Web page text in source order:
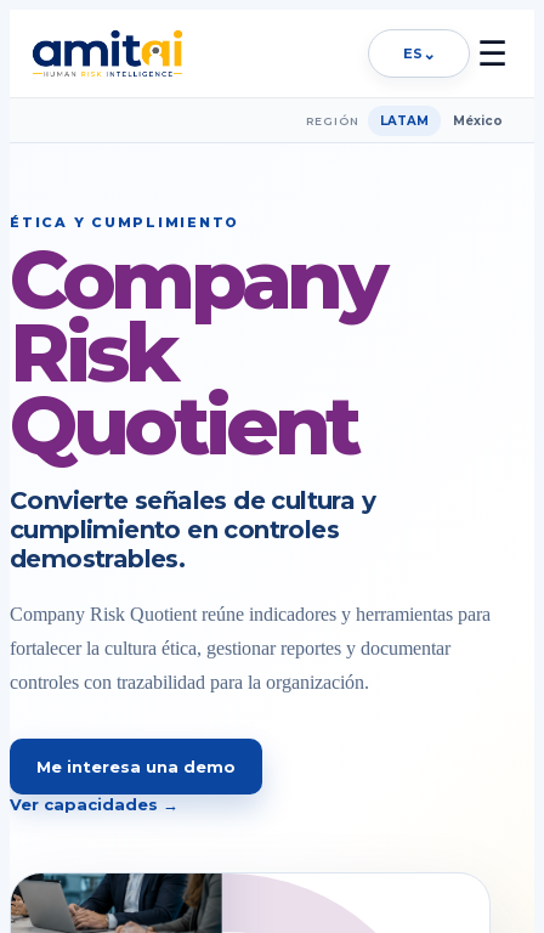
ES ⌄ ☰
REGIÓN LATAM México
ÉTICA Y CUMPLIMIENTO
Company
Risk
Quotient
Convierte señales de cultura y
cumplimiento en controles
demostrables.
Company Risk Quotient reúne indicadores y herramientas para
fortalecer la cultura ética, gestionar reportes y documentar
controles con trazabilidad para la organización.
Me interesa una demo
Ver capacidades →